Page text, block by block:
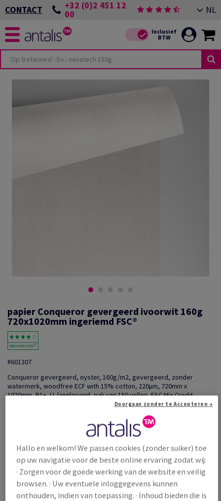
CONTACT +32 (0)2 451 12
00 NL
papier Conqueror gevergeerd ivoorwit 160g
720x1020mm ingeriemd FSC®
#601307
Conqueror gevergeerd, oyster, 160g/m2, gevergeerd, zonder
watermerk, woodfree ECF with 15% cotton, 220µm, 720mm x
1020mm, B1+, LL langlopend, pak van 150 vellen, FSC Mix Credit
Delen via e-mail
/ 1 000 Vel
(118 kg )
OP VOORRAAD
Verpakkingsaantallen
Hallo en welkom! We passen cookies (zonder suiker) toe
op uw navigatie voor de beste online ervaring zodat wij:
· Zorgen voor de goede werking van de website en veilig
browsen. · Uw eventuele inloggegevens kunnen
onthouden, indien van toepassing. · Inhoud bieden die is
Doorgaan zonder te Accepteren →